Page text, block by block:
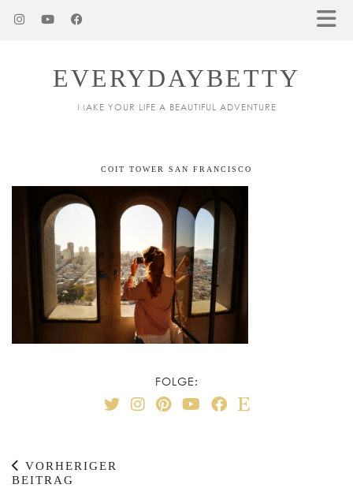
EVERYDAYBETTY
MAKE YOUR LIFE A BEAUTIFUL ADVENTURE
COIT TOWER SAN FRANCISCO
FOLGE:
VORHERIGER
BEITRAG